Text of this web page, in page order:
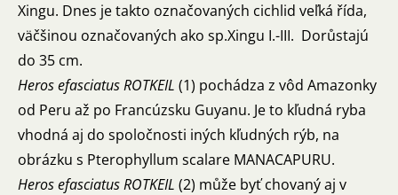
Xingu. Dnes je takto označovaných cichlid veľká řída,
väčšinou označovaných ako sp.Xingu I.-III. Dorůstajú
do 35 cm.
Heros efasciatus ROTKEIL (1) pochádza z vôd Amazonky
od Peru až po Francúzsku Guyanu. Je to kľudná ryba
vhodná aj do spoločnosti iných kľudných rýb, na
obrázku s Pterophyllum scalare MANACAPURU.
Heros efasciatus ROTKEIL (2) může byť chovaný aj v